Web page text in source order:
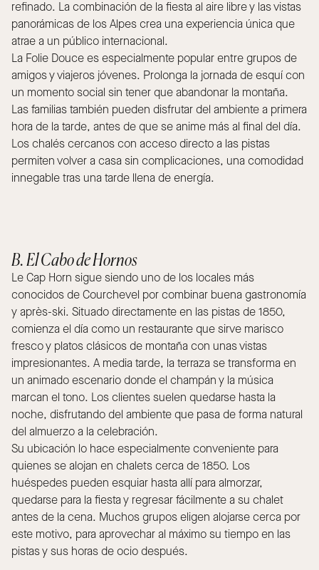
refinado. La combinación de la fiesta al aire libre y las vistas
panorámicas de los Alpes crea una experiencia única que
atrae a un público internacional.
La Folie Douce es especialmente popular entre grupos de
amigos y viajeros jóvenes. Prolonga la jornada de esquí con
un momento social sin tener que abandonar la montaña.
Las familias también pueden disfrutar del ambiente a primera
hora de la tarde, antes de que se anime más al final del día.
Los chalés cercanos con acceso directo a las pistas
permiten volver a casa sin complicaciones, una comodidad
innegable tras una tarde llena de energía.
B. El Cabo de Hornos
Le Cap Horn sigue siendo uno de los locales más
conocidos de Courchevel por combinar buena gastronomía
y après-ski. Situado directamente en las pistas de 1850,
comienza el día como un restaurante que sirve marisco
fresco y platos clásicos de montaña con unas vistas
impresionantes. A media tarde, la terraza se transforma en
un animado escenario donde el champán y la música
marcan el tono. Los clientes suelen quedarse hasta la
noche, disfrutando del ambiente que pasa de forma natural
del almuerzo a la celebración.
Su ubicación lo hace especialmente conveniente para
quienes se alojan en chalets cerca de 1850. Los
huéspedes pueden esquiar hasta allí para almorzar,
quedarse para la fiesta y regresar fácilmente a su chalet
antes de la cena. Muchos grupos eligen alojarse cerca por
este motivo, para aprovechar al máximo su tiempo en las
pistas y sus horas de ocio después.